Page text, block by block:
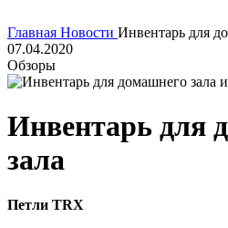
Главная Новости Инвентарь для
07.04.2020
Обзоры
Инвентарь для
зала
Петли TRX